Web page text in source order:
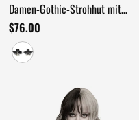
Damen-Gothic-Strohhut mit
breiter Krempe und ausgefransten
Fransen
$76.00